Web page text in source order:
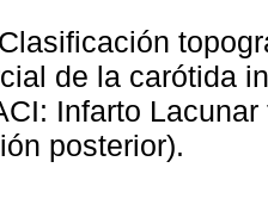
Clasificación
de la carótida
Infarto
posterior).